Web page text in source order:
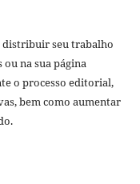
distribuir seu trabalho
na sua página
o processo editorial,
bem como aumentar